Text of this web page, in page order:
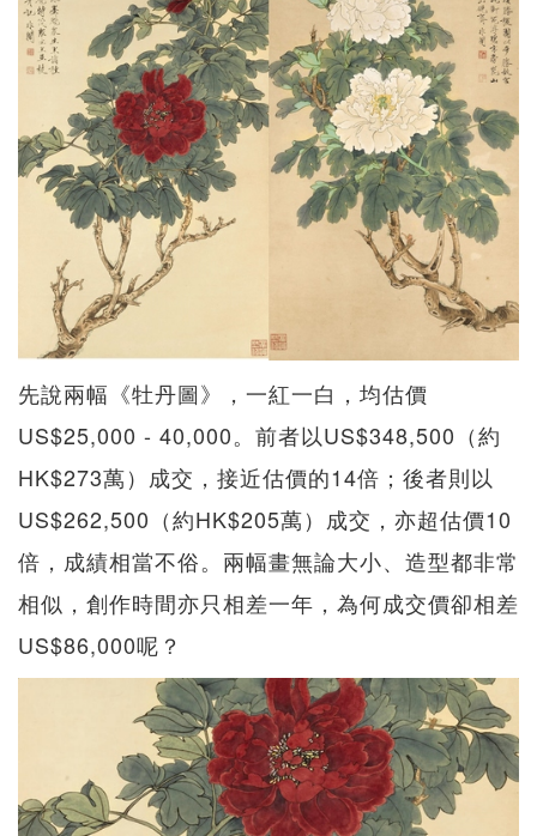
先說兩幅《牡丹圖》，一紅一白，均估價
US$25,000 - 40,000。前者以US$348,500（約
HK$273萬）成交，接近估價的14倍；後者則以
US$262,500（約HK$205萬）成交，亦超估價10
倍，成績相當不俗。兩幅畫無論大小、造型都非常
相似，創作時間亦只相差一年，為何成交價卻相差
US$86,000呢？